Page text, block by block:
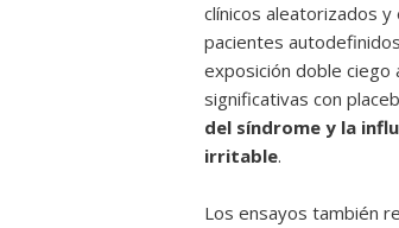
clínicos aleatorizados
pacientes
exposición doble ciego
significativas con
del síndrome y la
irritable.
Los ensayos también